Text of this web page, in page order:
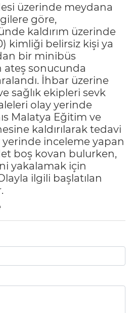
üzerinde meydana
göre,
kaldırım üzerinde
kimliği belirsiz kişi ya
bir minibüs
ateş sonucunda
İhbar üzerine
sağlık ekipleri sevk
olay yerinde
Malatya Eğitim ve
kaldırılarak tedavi
yerinde inceleme yapan
boş kovan bulurken,
yakalamak için
ilgili başlatılan